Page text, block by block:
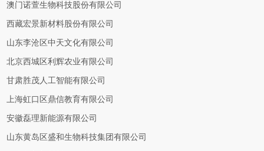
澳门诺萱生物科技股份有限公司
西藏宏景新材料股份有限公司
山东李沧区中天文化有限公司
北京西城区利辉农业有限公司
甘肃胜茂人工智能有限公司
上海虹口区鼎信教育有限公司
安徽磊理新能源有限公司
山东黄岛区盛和生物科技集团有限公司